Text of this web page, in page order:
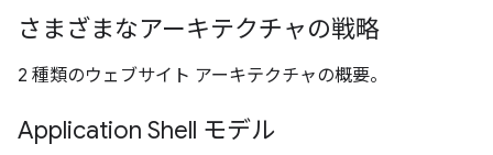
さまざまなアーキテクチャの戦略
2 種類のウェブサイト アーキテクチャの概要。
Application Shell モデル